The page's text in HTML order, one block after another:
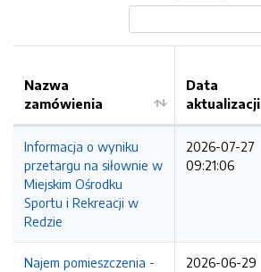
Nazwa
zamówienia
Data
aktualizacji
Informacja o wyniku
przetargu na siłownie w
Miejskim Ośrodku
Sportu i Rekreacji w
Redzie
2026-07-27
09:21:06
Najem pomieszczenia -
2026-06-29